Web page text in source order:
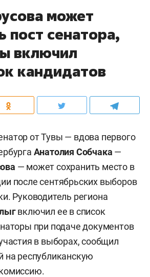
может
пост сенатора,
включил
кандидатов
от Тувы — вдова первого
Анатолия Собчака —
— может сохранить место в
после сентябрьских выборов
Руководитель региона
включил ее в список
при подаче документов
в выборах, сообщил
на республиканскую